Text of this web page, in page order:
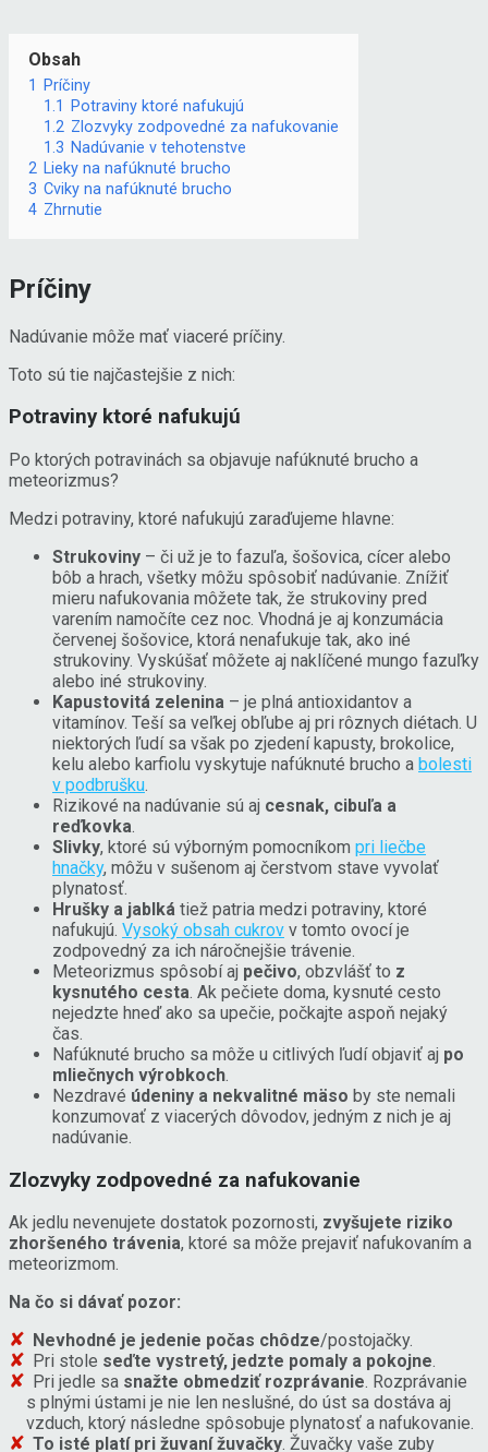
Obsah
1
Príčiny
1.1
Potraviny ktoré nafukujú
1.2 Zlozvyky zodpovedné za nafukovanie
1.3 Nadúvanie v tehotenstve
2 Lieky na nafúknuté brucho
3 Cviky na nafúknuté brucho
4 Zhrnutie
Príčiny
Nadúvanie môže mať viaceré príčiny.
Toto sú tie najčastejšie z nich:
Potraviny ktoré nafukujú
Po ktorých potravinách sa objavuje nafúknuté brucho a
meteorizmus?
Medzi potraviny, ktoré nafukujú zaraďujeme hlavne:
Strukoviny – či už je to fazuľa, šošovica, cícer alebo
bôb a hrach, všetky môžu spôsobiť nadúvanie. Znížiť
mieru nafukovania môžete tak, že strukoviny pred
varením namočíte cez noc. Vhodná je aj konzumácia
červenej šošovice, ktorá nenafukuje tak, ako iné
strukoviny. Vyskúšať môžete aj naklíčené mungo fazuľky
alebo iné strukoviny.
Kapustovitá zelenina – je plná antioxidantov a
vitamínov. Teší sa veľkej obľube aj pri rôznych diétach. U
niektorých ľudí sa však po zjedení kapusty, brokolice,
kelu alebo karfiolu vyskytuje nafúknuté brucho a bolesti
v podbrušku.
Rizikové na nadúvanie sú aj cesnak, cibuľa a
reďkovka.
Slivky, ktoré sú výborným pomocníkom pri liečbe
hnačky, môžu v sušenom aj čerstvom stave vyvolať
plynatosť.
Hrušky a jablká tiež patria medzi potraviny, ktoré
nafukujú. Vysoký obsah cukrov v tomto ovocí je
zodpovedný za ich náročnejšie trávenie.
Meteorizmus spôsobí aj pečivo, obzvlášť to z
kysnutého cesta. Ak pečiete doma, kysnuté cesto
nejedzte hneď ako sa upečie, počkajte aspoň nejaký
čas.
Nafúknuté brucho sa môže u citlivých ľudí objaviť aj po
mliečnych výrobkoch.
Nezdravé údeniny a nekvalitné mäso by ste nemali
konzumovať z viacerých dôvodov, jedným z nich je aj
nadúvanie.
Zlozvyky zodpovedné za nafukovanie
Ak jedlu nevenujete dostatok pozornosti, zvyšujete riziko
zhoršeného trávenia, ktoré sa môže prejaviť nafukovaním a
meteorizmom.
Na čo si dávať pozor:
Nevhodné je jedenie počas chôdze/postojačky.
Pri stole seďte vystretý, jedzte pomaly a pokojne.
Pri jedle sa snažte obmedziť rozprávanie. Rozprávanie
s plnými ústami je nie len neslušné, do úst sa dostáva aj
vzduch, ktorý následne spôsobuje plynatosť a nafukovanie.
To isté platí pri žuvaní žuvačky. Žuvačky vaše zuby